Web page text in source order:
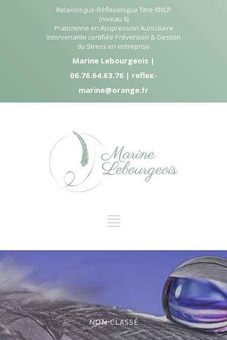
Relaxologue-Réflexologue Titre RNCP
(niveau 6)
Praticienne en Acupression Auriculaire
Intervenante certifiée Prévention & Gestion
du Stress en entreprise
Marine Lebourgeois |
06.76.64.63.76 | reflex-
marine@orange.fr
NON CLASSÉ